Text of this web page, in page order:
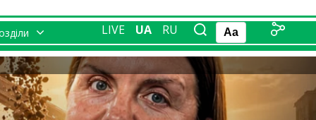
LIVE UA RU Aa